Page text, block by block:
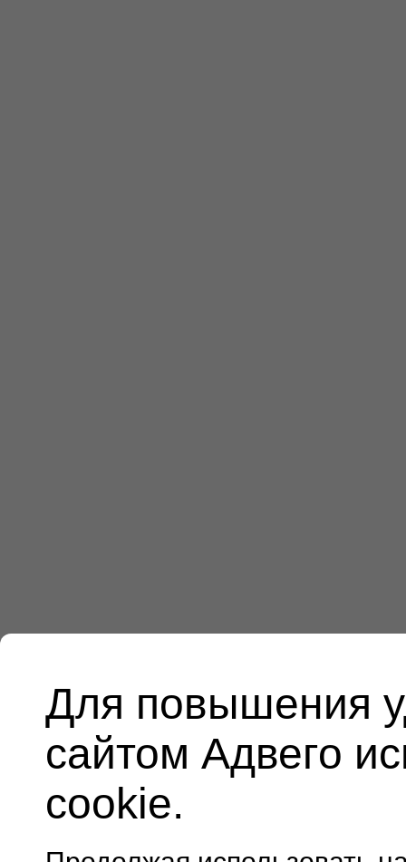
Для повышения
сайтом Адвего
cookie.